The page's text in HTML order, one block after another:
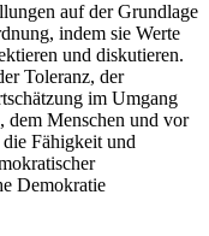
auf der Grundlage
indem sie Werte
und diskutieren.
Toleranz, der
im Umgang
dem Menschen und vor
Fähigkeit und
Demokratie